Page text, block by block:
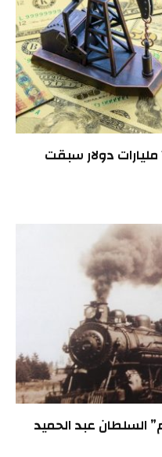
تحقيقات في رهانات نفطية بـ7 مليارات دولار سبقت
السلطان عبد الحميد